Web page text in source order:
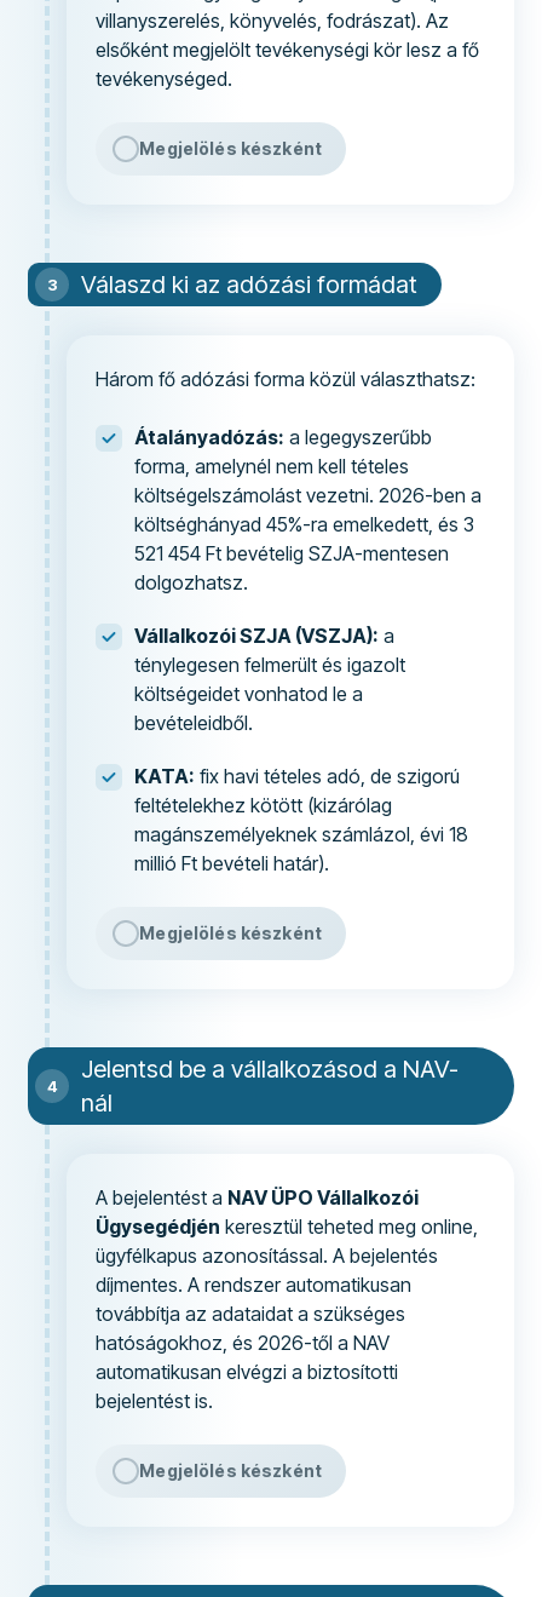
villanyszerelés, könyvelés, fodrászat). Az
elsőként megjelölt tevékenységi kör lesz a fő
tevékenységed.
Megjelölés készként
Válaszd ki az adózási formádat
Három fő adózási forma közül választhatsz:
Átalányadózás: a legegyszerűbb
forma, amelynél nem kell tételes
költségelszámolást vezetni. 2026-ben a
költséghányad 45%-ra emelkedett, és 3
521 454 Ft bevételig SZJA-mentesen
dolgozhatsz.
Vállalkozói SZJA (VSZJA): a
ténylegesen felmerült és igazolt
költségeidet vonhatod le a
bevételeidből.
KATA: fix havi tételes adó, de szigorú
feltételekhez kötött (kizárólag
magánszemélyeknek számlázol, évi 18
millió Ft bevételi határ).
Megjelölés készként
Jelentsd be a vállalkozásod a NAV-
nál
A bejelentést a NAV ÜPO Vállalkozói
Ügysegédjén keresztül teheted meg online,
ügyfélkapus azonosítással. A bejelentés
díjmentes. A rendszer automatikusan
továbbítja az adataidat a szükséges
hatóságokhoz, és 2026-től a NAV
automatikusan elvégzi a biztosítotti
bejelentést is.
Megjelölés készként